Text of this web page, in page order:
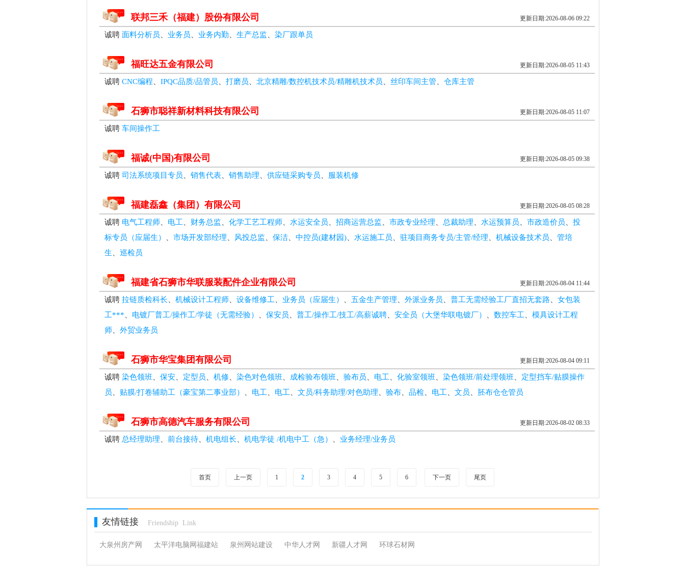
联邦三禾（福建）股份有限公司 更新日期:2026-08-06 09:22
诚聘 面料分析员 业务员 业务内勤 生产总监、 染厂跟单员
福旺达五金有限公司 更新日期:2026-08-05 11:43
诚聘 CNC编程 IPQC品质/品管员 打磨员 北京精雕/数控机技术员/精雕机技术员 丝印车间主管 仓库主管
石狮市聪祥新材料科技有限公司 更新日期:2026-08-05 11:07
诚聘 车间操作工
福诚(中国)有限公司 更新日期:2026-08-05 09:38
诚聘 司法系统项目专员 销售代表、 销售助理 供应链采购专员 服装机修
福建磊鑫（集团）有限公司 更新日期:2026-08-05 08:28
诚聘 电气工程师、 电工 财务总监、 化学工艺工程师、 水运安全员 招商运营总监、 市政专业经理 总裁助理 水运预算员 市政造价员
投
标专员（应届生）
市场开发部经理 风投总监、 保洁、 中控员(建材园)、 水运施工员 驻项目商务专员/主管/经理 机械设备技术员
管培
生
巡检员
福建省石狮市华联服装配件企业有限公司 更新日期:2026-08-04 11:44
诚聘 拉链质检科长 机械设计工程师、 设备维修工 业务员（应届生） 五金生产管理 外派业务员 普工无需经验工厂直招无套路
女包装
工***
电镀厂普工/操作工/学徒（无需经验） 保安员 普工/操作工/技工/高薪诚聘、 安全员（大堡华联电镀厂） 数控车工
模具设计工程
师、 外贸业务员
石狮市华宝集团有限公司 更新日期:2026-08-04 09:11
诚聘 染色领班 保安、 定型员 机修 染色对色领班 成检验布领班 验布员 电工 化验室领班 染色领班/前处理领班
定型挡车/贴膜操作
员
贴膜/打卷辅助工（豪宝第二事业部） 电工 电工 文员/科务助理/对色助理 验布、 品检、 电工 文员 胚布仓仓管员
石狮市高德汽车服务有限公司 更新日期:2026-08-02 08:33
诚聘 总经理助理 前台接待、 机电组长 机电学徒 /机电中工（急） 业务经理/业务员
首页 上一页 1 2 3 4 5 6 下一页 尾页
友情链接 Friendship Link
大泉州房产网 太平洋电脑网福建站 泉州网站建设 中华人才网 新疆人才网 环球石材网